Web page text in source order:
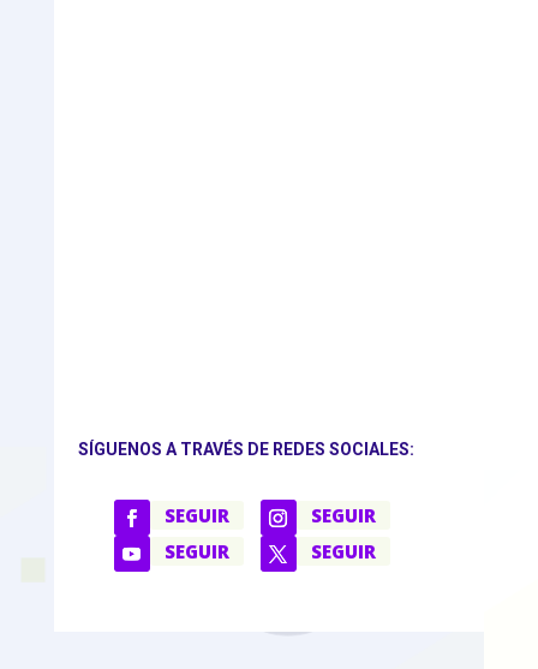
SÍGUENOS A TRAVÉS DE REDES SOCIALES:
SEGUIR
SEGUIR
SEGUIR
SEGUIR